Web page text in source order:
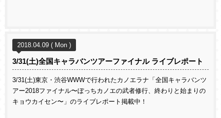
2018.04.09 ( Mon )
3/31(土)全国キャラバンツアーファイナル ライブレポート
3/31(土)東京・渋谷WWWで行われたカノエラナ「全国キャラバンツ
アー2018ファイナル〜ぼっちカノエの武者修行、終わりと始まりの
キョウカイセン〜」のライブレポート掲載中！